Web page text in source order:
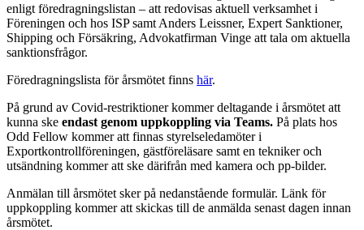
enligt föredragningslistan – att redovisas aktuell verksamhet i
Föreningen och hos ISP samt Anders Leissner, Expert Sanktioner,
Shipping och Försäkring, Advokatfirman Vinge att tala om aktuella
sanktionsfrågor.
Föredragningslista för årsmötet finns här.
På grund av Covid-restriktioner kommer deltagande i årsmötet att
kunna ske endast genom uppkoppling via Teams. På plats hos
Odd Fellow kommer att finnas styrelseledamöter i
Exportkontrollföreningen, gästföreläsare samt en tekniker och
utsändning kommer att ske därifrån med kamera och pp-bilder.
Anmälan till årsmötet sker på nedanstående formulär. Länk för
uppkoppling kommer att skickas till de anmälda senast dagen innan
årsmötet.